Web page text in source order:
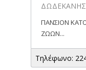
ΠΑΝΣΙΟΝ
ΖΩΩΝ...
Τηλέφωνο: